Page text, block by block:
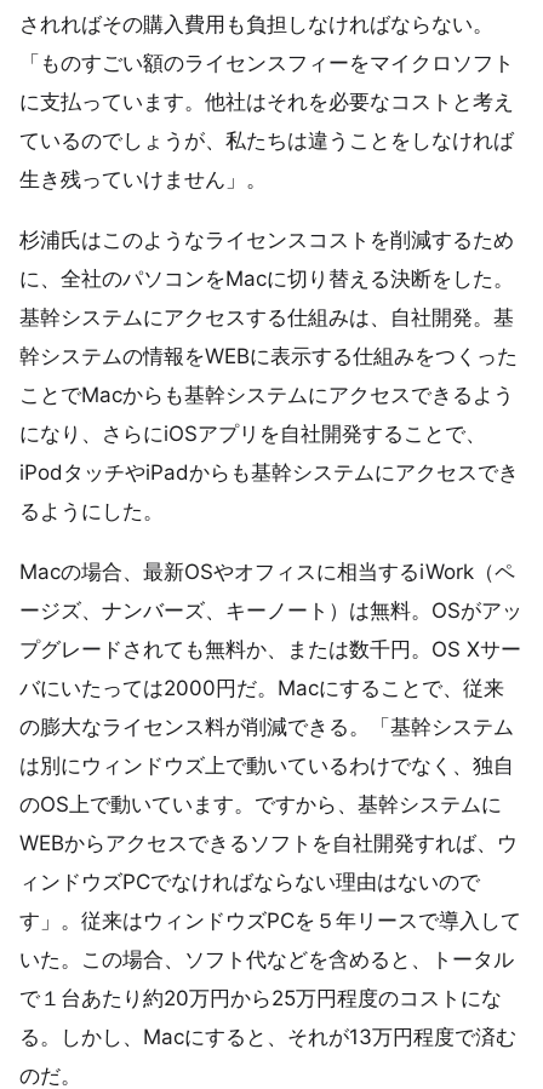
されればその購入費用も負担しなければならない。
「ものすごい額のライセンスフィーをマイクロソフト
に支払っています。他社はそれを必要なコストと考え
ているのでしょうが、私たちは違うことをしなければ
生き残っていけません」。
杉浦氏はこのようなライセンスコストを削減するため
に、全社のパソコンをMacに切り替える決断をした。
基幹システムにアクセスする仕組みは、自社開発。基
幹システムの情報をWEBに表示する仕組みをつくった
ことでMacからも基幹システムにアクセスできるよう
になり、さらにiOSアプリを自社開発することで、
iPodタッチやiPadからも基幹システムにアクセスでき
るようにした。
Macの場合、最新OSやオフィスに相当するiWork（ペ
ージズ、ナンバーズ、キーノート）は無料。OSがアッ
プグレードされても無料か、または数千円。OS Xサー
バにいたっては2000円だ。Macにすることで、従来
の膨大なライセンス料が削減できる。「基幹システム
は別にウィンドウズ上で動いているわけでなく、独自
のOS上で動いています。ですから、基幹システムに
WEBからアクセスできるソフトを自社開発すれば、ウ
ィンドウズPCでなければならない理由はないので
す」。従来はウィンドウズPCを５年リースで導入して
いた。この場合、ソフト代などを含めると、トータル
で１台あたり約20万円から25万円程度のコストにな
る。しかし、Macにすると、それが13万円程度で済む
のだ。